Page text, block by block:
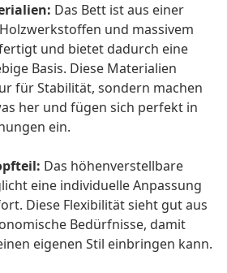
Das Bett ist aus einer
und massivem
und bietet dadurch eine
Basis. Diese Materialien
für Stabilität, sondern machen
her und fügen sich perfekt in
ein.
Das höhenverstellbare
eine individuelle Anpassung
Diese Flexibilität sieht gut aus
Bedürfnisse, damit
eigenen Stil einbringen kann.